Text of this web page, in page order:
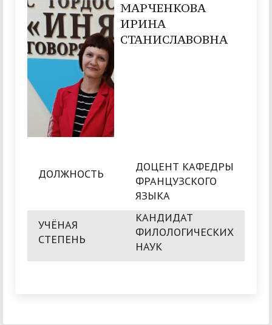
МАРЧЕНКОВА
ИРИНА
СТАНИСЛАВОВНА
ДОЛЖНОСТЬ
ДОЦЕНТ КАФЕДРЫ
ФРАНЦУЗСКОГО
ЯЗЫКА
УЧЁНАЯ
СТЕПЕНЬ
КАНДИДАТ
ФИЛОЛОГИЧЕСКИХ
НАУК